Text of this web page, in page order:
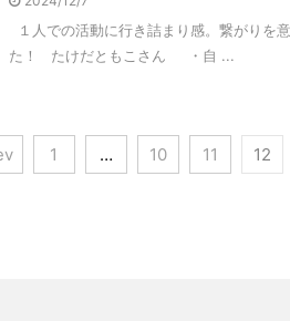
１人での活動に行き詰まり感。繋がりを
た！ たけだともこさん ・自 ...
1 … 10 11 12